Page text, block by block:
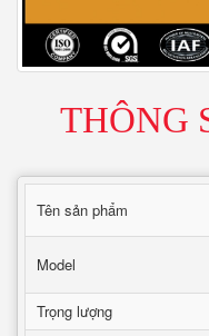
THÔNG
Tên sản phẩm
Model
Trọng lượng